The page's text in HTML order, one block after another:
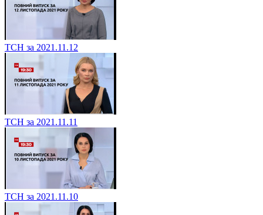
ТСН за 2021.11.12
ТСН за 2021.11.11
ТСН за 2021.11.10